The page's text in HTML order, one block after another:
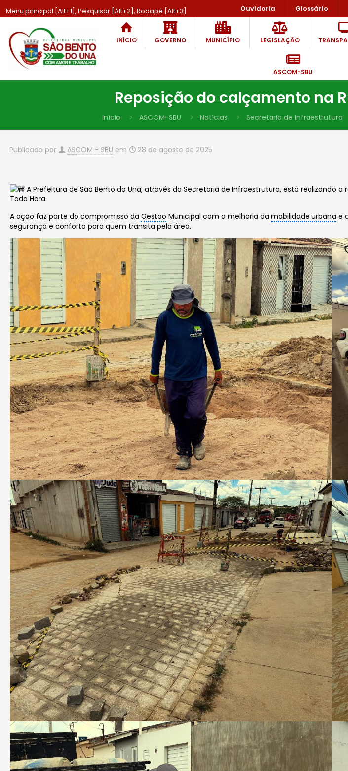
Menu principal [Alt+1], Pesquisar [Alt+2], Rodapé [Alt+3] Ouvidoria Glossário
INÍCIO GOVERNO MUNICÍPIO LEGISLAÇÃO
ASCOM-SBU
Reposição do calçamento na
Início ASCOM-SBU Notícias Secretaria de Infraestrutura
Publicado por ASCOM - SBU em 28 de agosto de 2025
A Prefeitura de São Bento do Una, através da Secretaria de Infraestrutura, está realizando
Toda Hora.
A ação faz parte do compromisso daGestão Municipal com a melhoria damobilidade urbana e
segurança e conforto para quem transita pela área.